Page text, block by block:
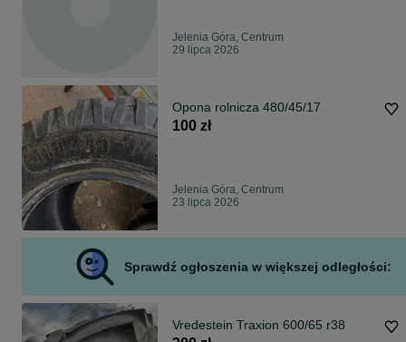
Jelenia Góra, Centrum
29 lipca 2026
Opona rolnicza 480/45/17
100 zł
Jelenia Góra, Centrum
23 lipca 2026
Sprawdź ogłoszenia w większej odległości:
Vredestein Traxion 600/65 r38